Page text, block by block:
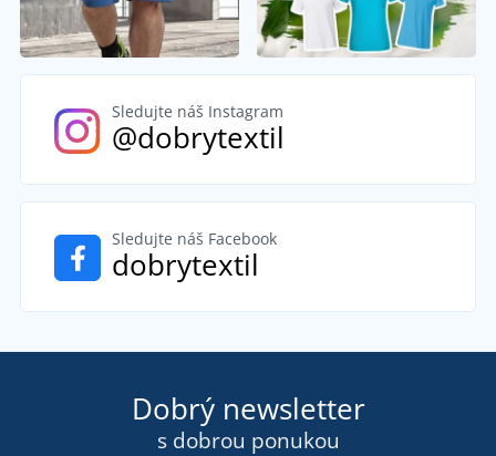
Sledujte náš Instagram
@dobrytextil
Sledujte náš Facebook
dobrytextil
Dobrý newsletter
s dobrou ponukou